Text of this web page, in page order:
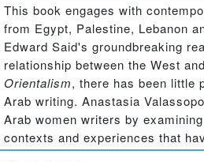
This book engages with
from Egypt, Palestine, Lebanon
Edward Said's groundbreaking
relationship between the West
Orientalism, there has been little
Arab writing. Anastasia
Arab women writers by
contexts and experiences that
with postcoloniality such as the